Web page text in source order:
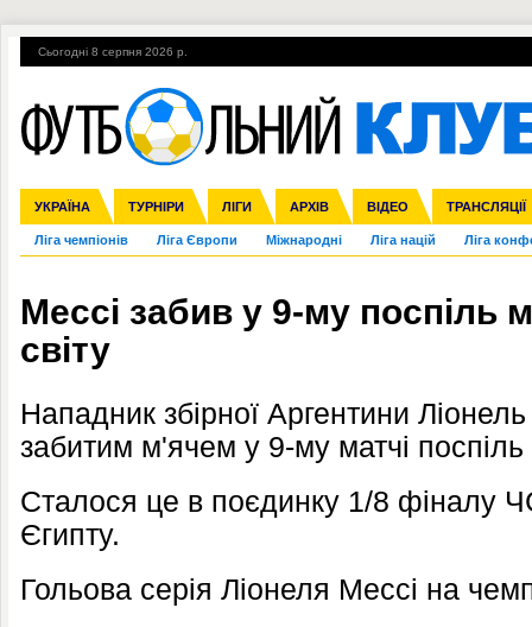
Сьогодні 8 серпня 2026 р.
УКРАЇНА ТУРНІРИ ЛІГИ АРХІВ ВІДЕО ТРАНСЛЯЦІЇ
Збірна Прем'єр-ліга Перша ліга Друга ліга Кубок України
Ліга чемпіонів Ліга Європи Міжнародні Ліга націй Ліга
Англія Іспанія Італія Німеччина Франція Інші
ЧС-2014 ЄВРО-2016 Росія Кубок конфедерацій ЧЄ-2015 (U-
Гарячі теми УПЛ, 2-й тур ВІЙНА УПЛ-ПЕРЕХОДИ
Мессі забив у 9-му поспіль
світу
Нападник збірної Аргентини
забитим м'ячем у 9-му матчі поспіль
Сталося це в поєдинку 1/8 фіналу
Єгипту.
Гольова серія Ліонеля Мессі на